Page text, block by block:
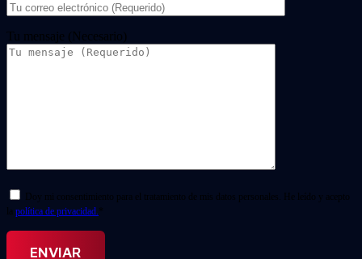
Tu mensaje (Necesario)
Doy mi consentimiento para el tratamiento de mis datos personales. He leído y acepto
la política de privacidad. *